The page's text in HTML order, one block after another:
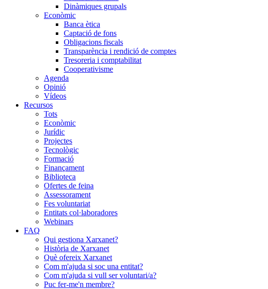
Dinàmiques grupals
Econòmic
Banca ètica
Captació de fons
Obligacions fiscals
Transparència i rendició de comptes
Tresoreria i comptabilitat
Cooperativisme
Agenda
Opinió
Vídeos
Recursos
Tots
Econòmic
Jurídic
Projectes
Tecnològic
Formació
Finançament
Biblioteca
Ofertes de feina
Assessorament
Fes voluntariat
Entitats col·laboradores
Webinars
FAQ
Qui gestiona Xarxanet?
Història de Xarxanet
Què ofereix Xarxanet
Com m'ajuda si soc una entitat?
Com m'ajuda si vull ser voluntari/a?
Puc fer-me'n membre?